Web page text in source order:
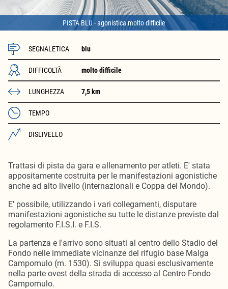
PISTA BLU - agonistica molto difficile
SEGNALETICA blu
DIFFICOLTÀ molto difficile
LUNGHEZZA 7,5 km
TEMPO
DISLIVELLO
Trattasi di pista da gara e allenamento per atleti. E' stata
appositamente costruita per le manifestazioni agonistiche
anche ad alto livello (internazionali e Coppa del Mondo).
E' possibile, utilizzando i vari collegamenti, disputare
manifestazioni agonistiche su tutte le distanze previste dal
regolamento F.I.S.I. e F.I.S.
La partenza e l'arrivo sono situati al centro dello Stadio del
Fondo nelle immediate vicinanze del rifugio base Malga
Campomulo (m. 1530). Si sviluppa quasi esclusivamente
nella parte ovest della strada di accesso al Centro Fondo
Campomulo.